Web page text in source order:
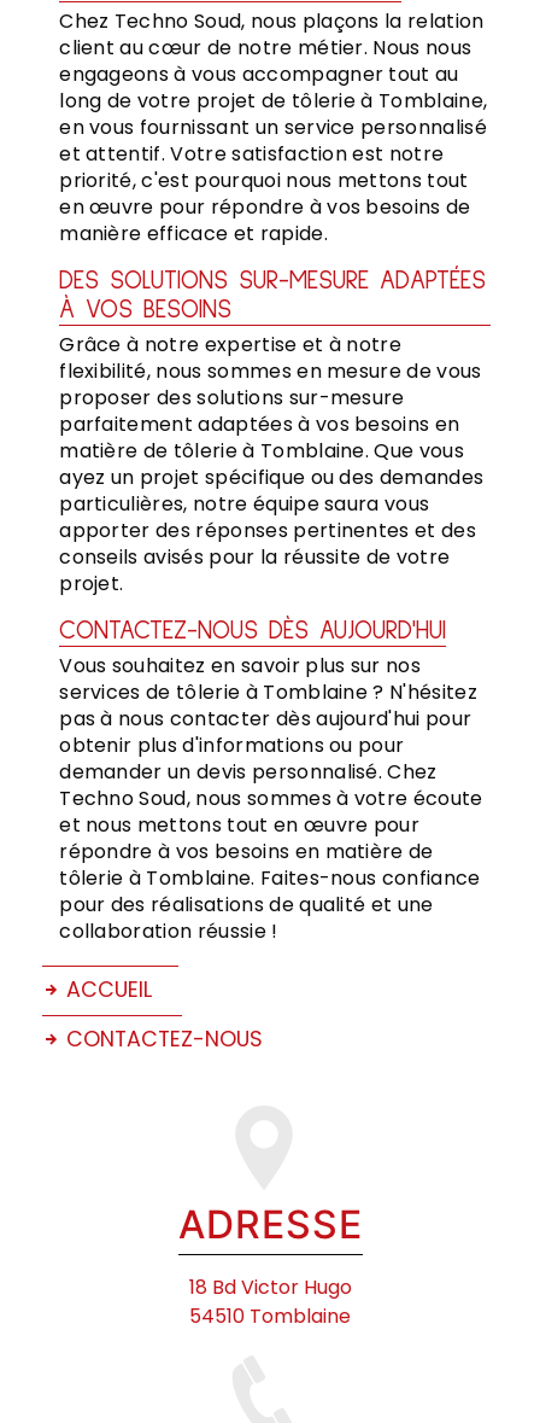
Chez Techno Soud, nous plaçons la relation
client au cœur de notre métier. Nous nous
engageons à vous accompagner tout au
long de votre projet de tôlerie à Tomblaine,
en vous fournissant un service personnalisé
et attentif. Votre satisfaction est notre
priorité, c'est pourquoi nous mettons tout
en œuvre pour répondre à vos besoins de
manière efficace et rapide.
DES SOLUTIONS SUR-MESURE ADAPTÉES
À VOS BESOINS
Grâce à notre expertise et à notre
flexibilité, nous sommes en mesure de vous
proposer des solutions sur-mesure
parfaitement adaptées à vos besoins en
matière de tôlerie à Tomblaine. Que vous
ayez un projet spécifique ou des demandes
particulières, notre équipe saura vous
apporter des réponses pertinentes et des
conseils avisés pour la réussite de votre
projet.
CONTACTEZ-NOUS DÈS AUJOURD'HUI
Vous souhaitez en savoir plus sur nos
services de tôlerie à Tomblaine ? N'hésitez
pas à nous contacter dès aujourd'hui pour
obtenir plus d'informations ou pour
demander un devis personnalisé. Chez
Techno Soud, nous sommes à votre écoute
et nous mettons tout en œuvre pour
répondre à vos besoins en matière de
tôlerie à Tomblaine. Faites-nous confiance
pour des réalisations de qualité et une
collaboration réussie !
ACCUEIL
CONTACTEZ-NOUS
ADRESSE
18 Bd Victor Hugo
54510 Tomblaine